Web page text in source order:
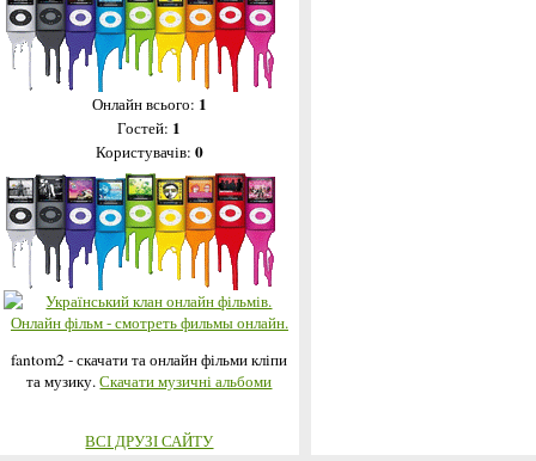
Онлайн всього: 1
Гостей: 1
Користувачів: 0
fantom2 - скачати та онлайн фільми кліпи
та музику.Скачати музичні альбоми
ВСІ ДРУЗІ САЙТУ